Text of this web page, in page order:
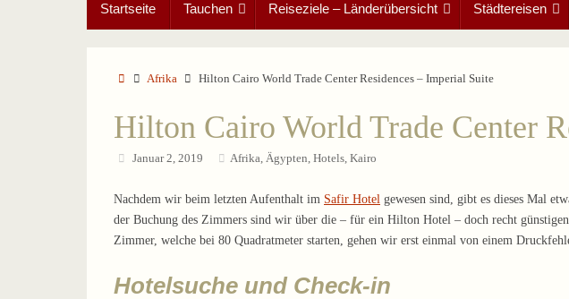
Inhalt
Startseite Tauchen Reiseziele – Länderübersicht Städtereisen
StartAfrika Hilton Cairo World Trade Center Residences – Imperial Suite
Hilton Cairo World Trade Center
Januar 2, 2019 Afrika,Ägypten,Hotels,Kairo
Nachdem wir beim letzten Aufenthalt im Safir Hotel gewesen sind, gibt es dieses Mal
der Buchung des Zimmers sind wir über die – für ein Hilton Hotel – doch recht
Zimmer, welche bei 80 Quadratmeter starten, gehen wir erst einmal von einem
Hotelsuche und Check-in